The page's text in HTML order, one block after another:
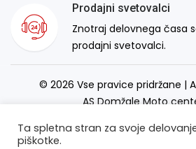
Prodajni svetovalci
Znotraj delovnega časa
prodajni svetovalci.
© 2026 Vse pravice pridržane |
AS Domžale Moto
Ta spletna stran za svoje
piškotke.